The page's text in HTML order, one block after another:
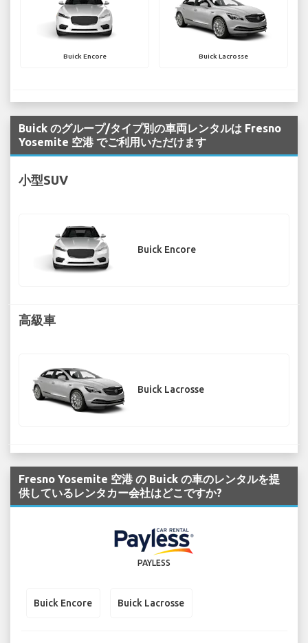
Buick Encore Buick Lacrosse
Buick のグループ/タイプ別の車両レンタルは Fresno
Yosemite 空港 でご利用いただけます
小型SUV
Buick Encore
高級車
Buick Lacrosse
Fresno Yosemite 空港 の Buick の車のレンタルを提
供しているレンタカー会社はどこですか?
PAYLESS
Buick Encore Buick Lacrosse